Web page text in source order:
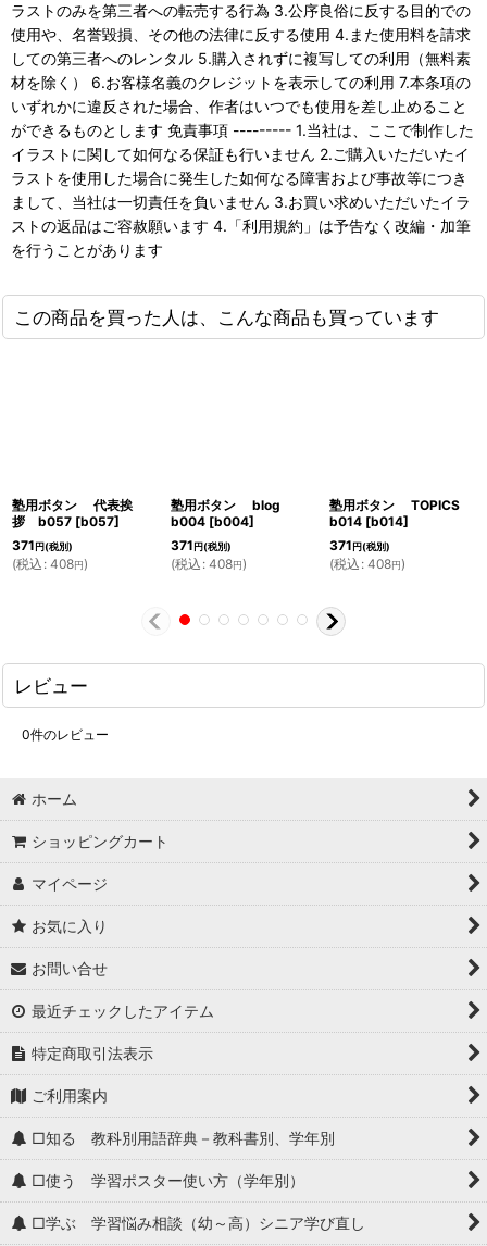
ラストのみを第三者への転売する行為 3.公序良俗に反する目的での
使用や、名誉毀損、その他の法律に反する使用 4.また使用料を請求
しての第三者へのレンタル 5.購入されずに複写しての利用（無料素
材を除く） 6.お客様名義のクレジットを表示しての利用 7.本条項の
いずれかに違反された場合、作者はいつでも使用を差し止めること
ができるものとします 免責事項 --------- 1.当社は、ここで制作した
イラストに関して如何なる保証も行いません 2.ご購入いただいたイ
ラストを使用した場合に発生した如何なる障害および事故等につき
まして、当社は一切責任を負いません 3.お買い求めいただいたイラ
ストの返品はご容赦願います 4.「利用規約」は予告なく改編・加筆
を行うことがあります
この商品を買った人は、こんな商品も買っています
塾用ボタン 代表挨
拶 b057 [b057]
371円(税別)
(税込 : 408円)
塾用ボタン blog
b004 [b004]
371円(税別)
(税込 : 408円)
塾用ボタン TOPICS
b014 [b014]
371円(税別)
(税込 : 408円)
レビュー
0件のレビュー
ホーム
ショッピングカート
マイページ
お気に入り
お問い合せ
最近チェックしたアイテム
特定商取引法表示
ご利用案内
□知る 教科別用語辞典－教科書別、学年別
□使う 学習ポスター使い方（学年別）
□学ぶ 学習悩み相談（幼～高）シニア学び直し